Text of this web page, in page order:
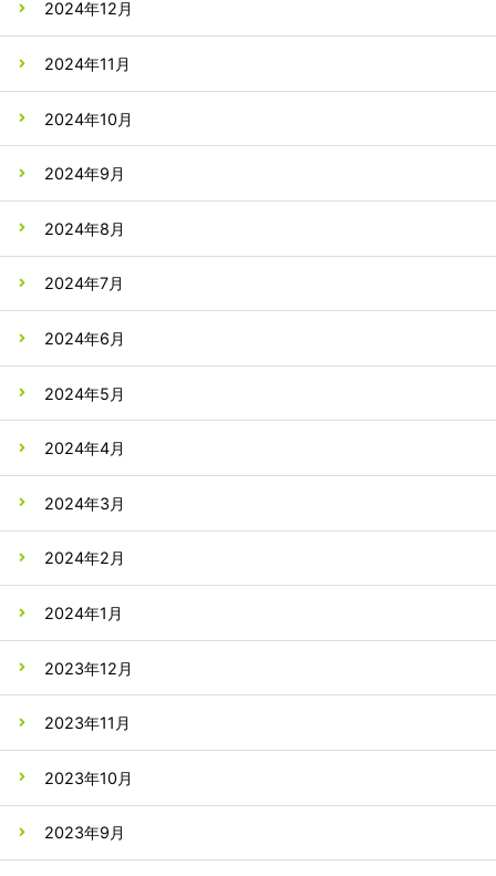
2024年12月
2024年11月
2024年10月
2024年9月
2024年8月
2024年7月
2024年6月
2024年5月
2024年4月
2024年3月
2024年2月
2024年1月
2023年12月
2023年11月
2023年10月
2023年9月